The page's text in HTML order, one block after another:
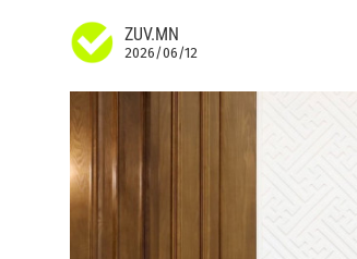
ZUV.MN
2026/06/12